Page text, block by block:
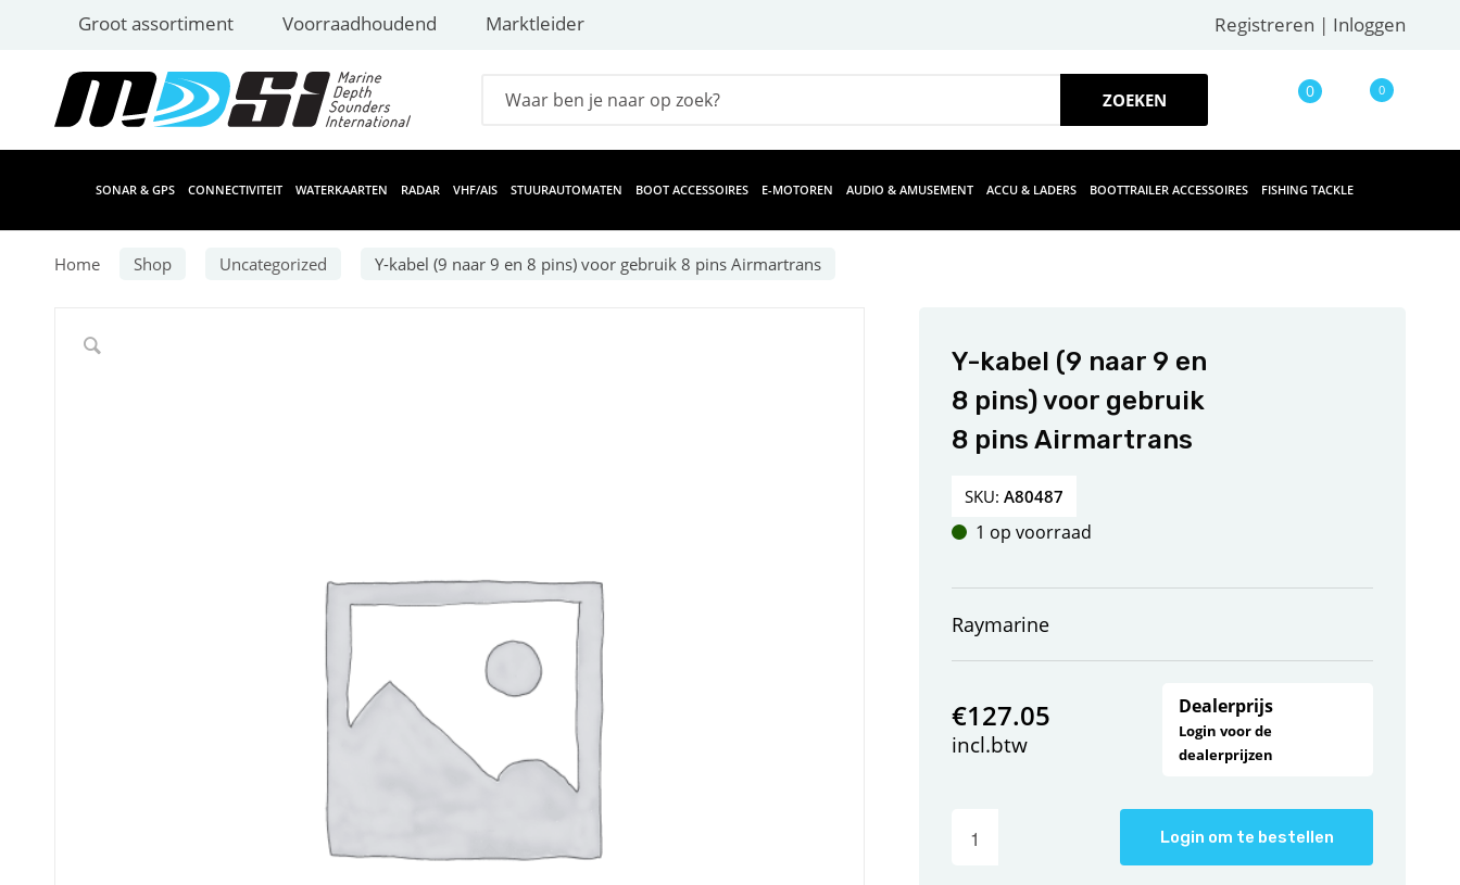
Groot assortiment Voorraadhoudend Marktleider Registreren | Inloggen
0 0
SONAR & GPS CONNECTIVITEIT WATERKAARTEN RADAR VHF/AIS STUURAUTOMATEN BOOT ACCESSOIRES E-MOTOREN AUDIO & AMUSEMENT ACCU & LADERS BOOTTRAILER ACCESSOIRES FISHING TACKLE
Home Shop Uncategorized Y-kabel (9 naar 9 en 8 pins) voor gebruik 8 pins Airmartrans
Y-kabel (9 naar 9 en
8 pins) voor gebruik
8 pins Airmartrans
SKU:A80487
1 op voorraad
Raymarine
€127.05
incl.btw
Dealerprijs
Login voor de
dealerprijzen
Login om te bestellen